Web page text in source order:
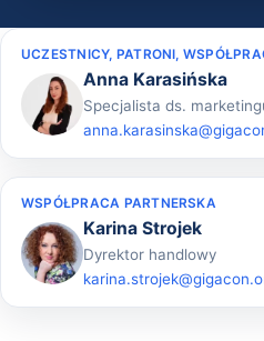
UCZESTNICY, PATRONI,
Anna Karasińska
Specjalista ds.
WSPÓŁPRACA PARTNERSKA
Karina Strojek
Dyrektor handlowy